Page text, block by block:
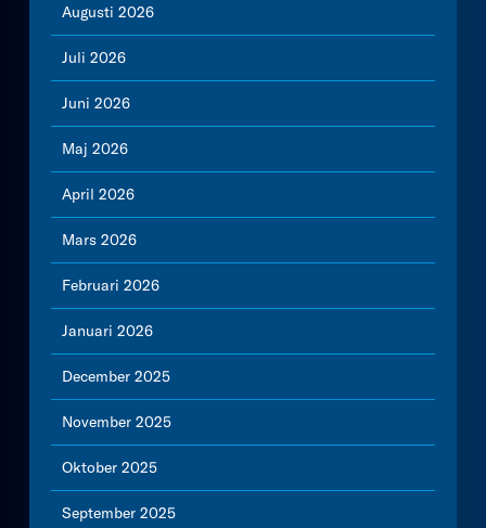
Augusti 2026
Juli 2026
Juni 2026
Maj 2026
April 2026
Mars 2026
Februari 2026
Januari 2026
December 2025
November 2025
Oktober 2025
September 2025